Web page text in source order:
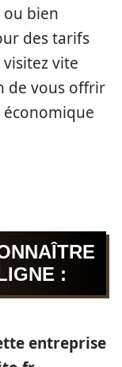
ou bien
des tarifs
vite
de vous offrir
économique
:
entreprise